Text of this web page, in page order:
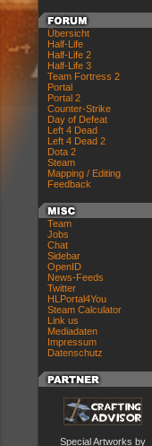
Übersicht
Half-Life
Half-Life 2
Half-Life 3
Team Fortress 2
Portal
Portal 2
Counter-Strike
Day of Defeat
Left 4 Dead
Left 4 Dead 2
Dota 2
Steam
Mapping / Editing
Feedback
Team
Jobs
Chat
Sidebar
OpenID
News-Feeds
Twitter
HLPortal4You
Steam Calculator
Link us
Mediadaten
Impressum
Datenschutz
Special Artworks by